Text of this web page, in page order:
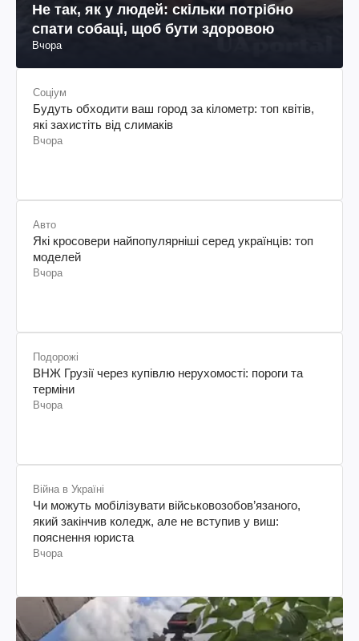
Не так, як у людей: скільки потрібно
спати собаці, щоб бути здоровою
Вчора
Соціум
Будуть обходити ваш город за кілометр: топ квітів,
які захистіть від слимаків
Вчора
Авто
Які кросовери найпопулярніші серед українців: топ
моделей
Вчора
Подорожі
ВНЖ Грузії через купівлю нерухомості: пороги та
терміни
Вчора
Війна в Україні
Чи можуть мобілізувати військовозобов’язаного,
який закінчив коледж, але не вступив у виш:
пояснення юриста
Вчора